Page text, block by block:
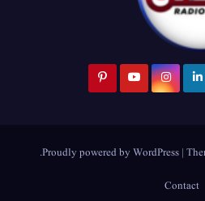
Proudly powered by WordPress |
.
Contact